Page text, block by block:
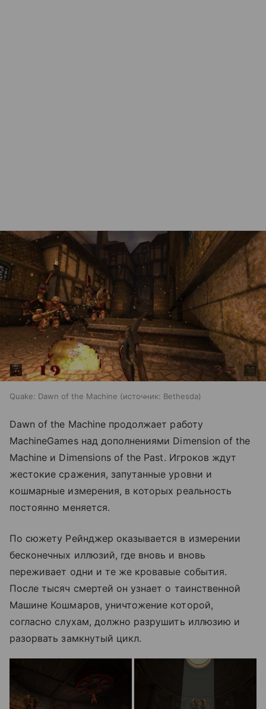
Quake: Dawn of the Machine источник: Bethesda
Dawn of the Machine продолжает работу
MachineGames над дополнениями Dimension of the
Machine и Dimensions of the Past. Игроков ждут
жестокие сражения, запутанные уровни и
кошмарные измерения, в которых реальность
постоянно меняется.
По сюжету Рейнджер оказывается в измерении
бесконечных иллюзий, где вновь и вновь
переживает одни и те же кровавые события.
После тысяч смертей он узнает о таинственной
Машине Кошмаров, уничтожение которой,
согласно слухам, должно разрушить иллюзию и
разорвать замкнутый цикл.